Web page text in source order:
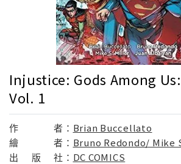
Injustice: Gods Among
Vol. 1
作 者： Brian Buccellato
繪
者： Bruno Redondo/ Mike
出
版 社： DC COMICS